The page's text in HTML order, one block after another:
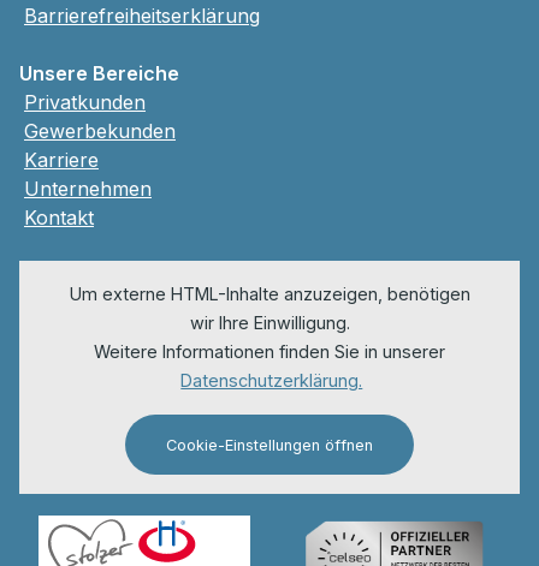
Barrierefreiheitserklärung
Unsere Bereiche
Privatkunden
Gewerbekunden
Karriere
Unternehmen
Kontakt
Um externe HTML-Inhalte anzuzeigen, benötigen
wir Ihre Einwilligung.
Weitere Informationen finden Sie in unserer
Datenschutzerklärung.
Cookie-Einstellungen öffnen